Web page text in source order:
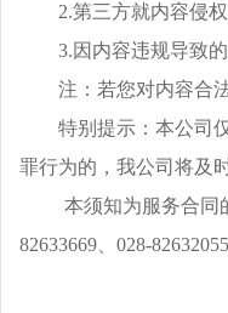
2.第三方就内容侵
3.因内容违规导致
注：若您对内容合
特别提示：本公司
罪行为的，我公司将及
本须知为服务合同
82633669、028-